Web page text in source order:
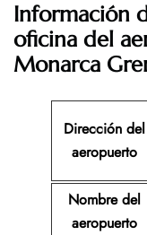
Información
oficina del
Monarca
Dirección del
aeropuerto
Nombre del
aeropuerto